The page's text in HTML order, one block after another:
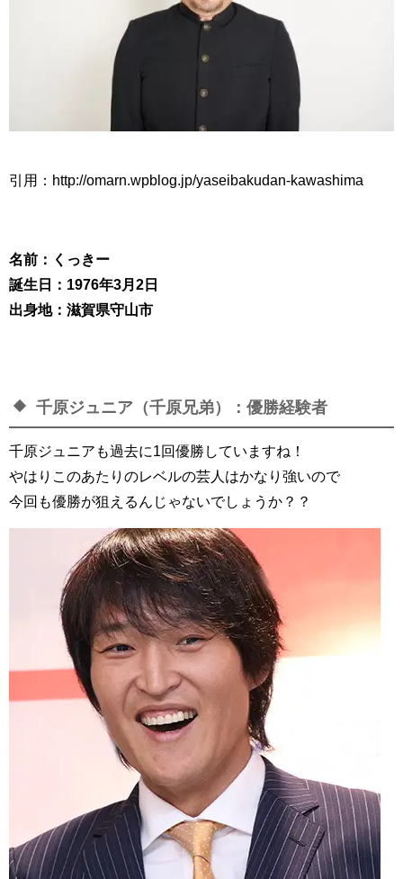
引用：http://omarn.wpblog.jp/yaseibakudan-kawashima
名前：くっきー
誕生日：1976年3月2日
出身地：滋賀県守山市
千原ジュニア（千原兄弟）：優勝経験者
千原ジュニアも過去に1回優勝していますね！
やはりこのあたりのレベルの芸人はかなり強いので
今回も優勝が狙えるんじゃないでしょうか？？